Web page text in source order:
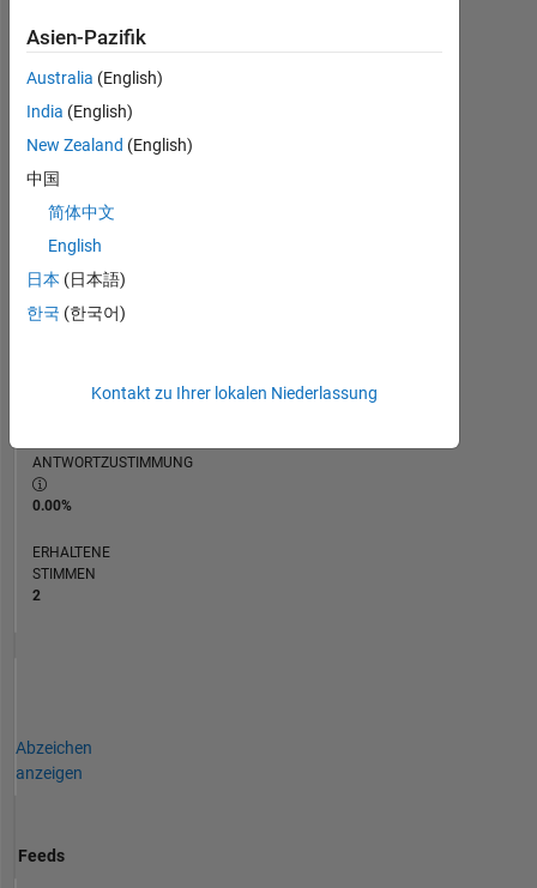
ZEITACHSE
3.031
of
302.025
REPUTATION
ANTWORTZUSTIMMUNG
0.00%
ERHALTENE
STIMMEN
2
Abzeichen
anzeigen
Feeds
Asien-Pazifik
Australia (English)
India (English)
New Zealand (English)
中国
简体中文
English
日本 (日本語)
한국 (한국어)
Kontakt zu Ihrer lokalen Niederlassung